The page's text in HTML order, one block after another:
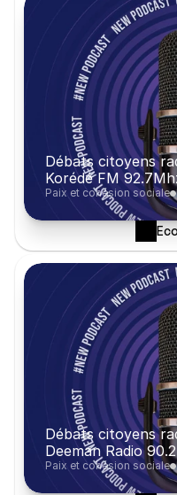
Débats citoyens
Korédé FM
Paix et cohésion sociale
Débats citoyens
Deeman Radio
Paix et cohésion sociale